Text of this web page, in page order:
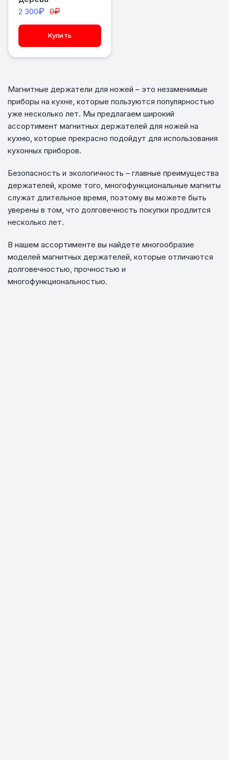
2 300₽ 0₽
Купить
Магнитные держатели для ножей – это незаменимые
приборы на кухне, которые пользуются популярностью
уже несколько лет. Мы предлагаем широкий
ассортимент магнитных держателей для ножей на
кухню, которые прекрасно подойдут для использования
кухонных приборов.
Безопасность и экологичность – главные преимущества
держателей, кроме того, многофункциональные магниты
служат длительное время, поэтому вы можете быть
уверены в том, что долговечность покупки продлится
несколько лет.
В нашем ассортименте вы найдете многообразие
моделей магнитных держателей, которые отличаются
долговечностью, прочностью и
многофункциональностью.